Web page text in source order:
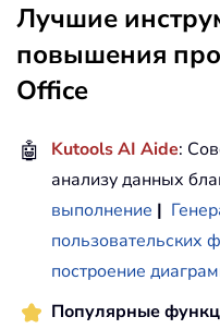
Лучшие
повышения
Office
🤖 Kutools AI Aide:
анализу данных
выполнение |
пользовательских
построение
Популярные